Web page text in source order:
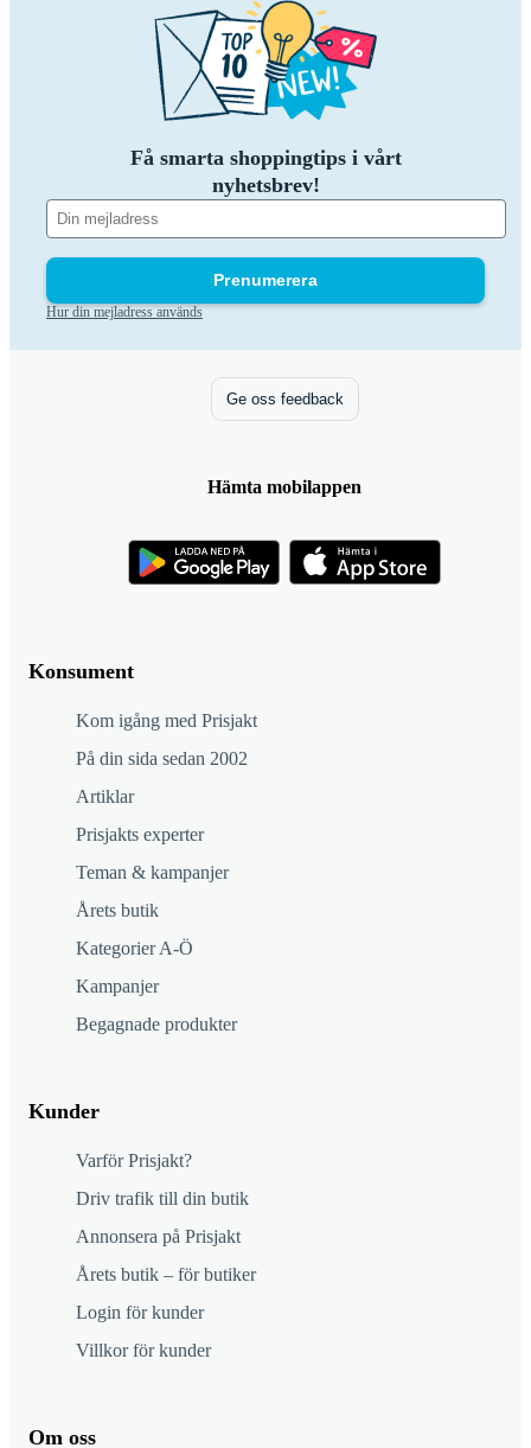
Få smarta shoppingtips i vårt
nyhetsbrev!
Prenumerera
Hur din mejladress används
Konsument
Kom igång med Prisjakt
På din sida sedan 2002
Artiklar
Prisjakts experter
Teman & kampanjer
Årets butik
Kategorier A-Ö
Kampanjer
Begagnade produkter
Kunder
Varför Prisjakt?
Driv trafik till din butik
Annonsera på Prisjakt
Årets butik – för butiker
Login för kunder
Villkor för kunder
Om oss
Ge oss feedback
Hämta mobilappen